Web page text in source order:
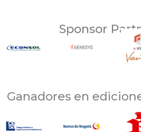
Sponsor
Ganadores en